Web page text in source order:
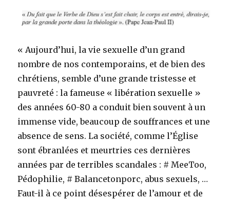
« Aujourd’hui, la vie sexuelle d’un grand
nombre de nos contemporains, et de bien des
chrétiens, semble d’une grande tristesse et
pauvreté : la fameuse « libération sexuelle »
des années 60-80 a conduit bien souvent à un
immense vide, beaucoup de souffrances et une
absence de sens. La société, comme l’Église
sont ébranlées et meurtries ces dernières
années par de terribles scandales : # MeeToo,
Pédophilie, # Balancetonporc, abus sexuels, …
Faut-il à ce point désespérer de l’amour et de